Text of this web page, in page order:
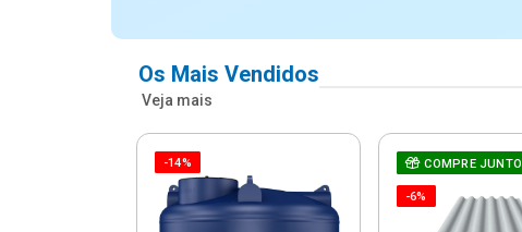
Os Mais Vendidos
Veja mais
-14% COMPRE JUNTO
-6%